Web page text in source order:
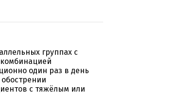
группах с
один раз в день
с тяжёлым или